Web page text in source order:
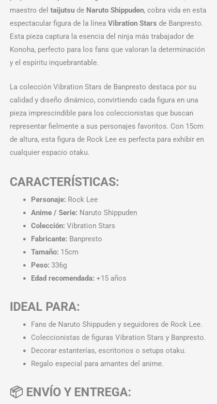
maestro del taijutsu de Naruto Shippuden, cobra vida en esta
espectacular figura de la línea Vibration Stars de Banpresto.
Esta pieza captura la esencia del ninja más trabajador de
Konoha, perfecto para los fans que valoran la determinación
y el espíritu inquebrantable.
La colección Vibration Stars de Banpresto destaca por su
calidad y diseño dinámico, convirtiendo cada figura en una
pieza imprescindible para los coleccionistas que buscan
representar fielmente a sus personajes favoritos. Con 15cm
de altura, esta figura de Rock Lee es perfecta para exhibir en
cualquier espacio otaku.
CARACTERÍSTICAS:
Personaje: Rock Lee
Anime / Serie: Naruto Shippuden
Colección: Vibration Stars
Fabricante: Banpresto
Tamaño: 15cm
Peso: 336g
Edad recomendada: +15 años
IDEAL PARA:
Fans de Naruto Shippuden y seguidores de Rock Lee.
Coleccionistas de figuras Vibration Stars y Banpresto.
Decorar estanterías, escritorios o setups otaku.
Regalo especial para amantes del anime.
📦 ENVÍO Y ENTREGA: